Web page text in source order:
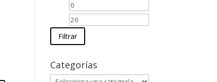
Precio
mínimo
Filtrar
Categorías